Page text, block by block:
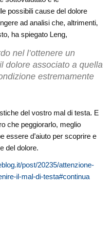
possibili cause del dolore
ad analisi che, altrimenti,
ha spiegato Leng,
nel l’ottenere un
dolore associato a quella
estremamente
del vostro mal di testa. E
che peggiorarlo, meglio
essere d’aiuto per scoprire e
del dolore.
post/20235/attenzione-
il-mal-di-testa#continua